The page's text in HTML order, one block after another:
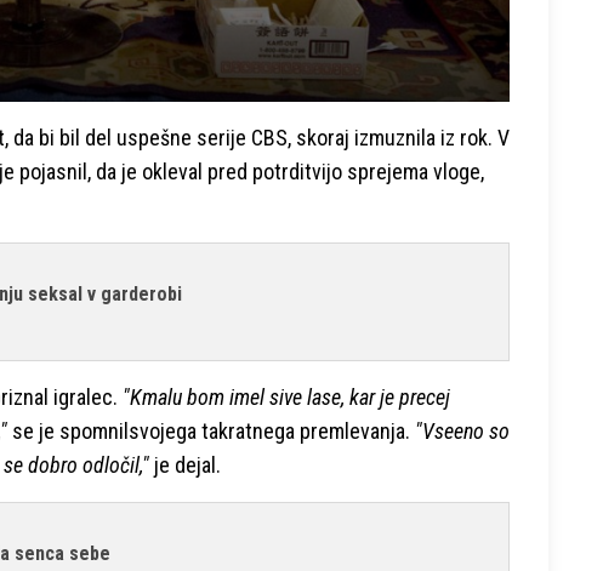
bi bil del uspešne serije CBS, skoraj izmuznila iz rok. V
pojasnil, da je okleval pred potrditvijo sprejema vloge,
seksal v garderobi
igralec. "Kmalu bom imel sive lase, kar je precej
se je spomnilsvojega takratnega premlevanja. "Vseeno so
dobro odločil," je dejal.
senca sebe